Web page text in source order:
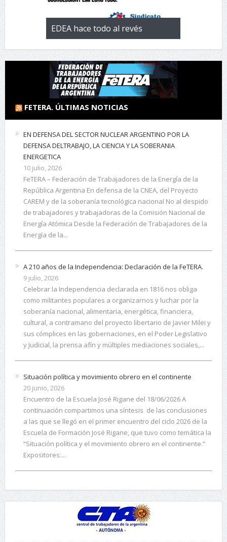
la
EDEA hace todo al revés EL
FETERA. ÚLTIMAS NOTICIAS
EN DEFENSA DEL SECTOR NUCLEAR ARGENTINO POR LA
DEFENSA DELTRABAJO, LA CIENCIA Y LA SOBERANIA
ENERGETICA
10 julio, 2026
FeTERA – Federación de Trabajadores de la Energía de la
República Argentina En defensa de la CNEA, del Proyecto
CAREM y de la soberanía tecnológica nacional No al despido
de trabajadores y trabajadoras de la Comisión Nacional de
Energía Atómica Desde la Federación de Trabajadores de la
Energía de la...
A 210 años de la Independencia: Declaración de la FeTERA.
9 julio, 2026
Celebrar la Independencia declarada en 1816 nos obliga
como militantes populares a organizarnos y luchar por la
soberanía nacional, alimentaria, energética, financiera,
cultural, a contramano del proyecto libertario de Javier Milei y
sus cómplices en las gobernaciones, en el Poder Legislativo
y Judicial, la prensa afín y múltiples mediaciones sociales,...
Situación política y movimiento obrero en el continente
20 junio, 2026
Encuentro de la Escuela José Rigane del 18/06/2026 A
continuación compartimos una síntesis de las conclusiones
a las que se llegó en el primer encuentro del ciclo 2026 de la
Escuela de Formación José Rigane, que tuvo como temática la
“Situación política y el movimiento obrero en el continente.”
Expositores:...